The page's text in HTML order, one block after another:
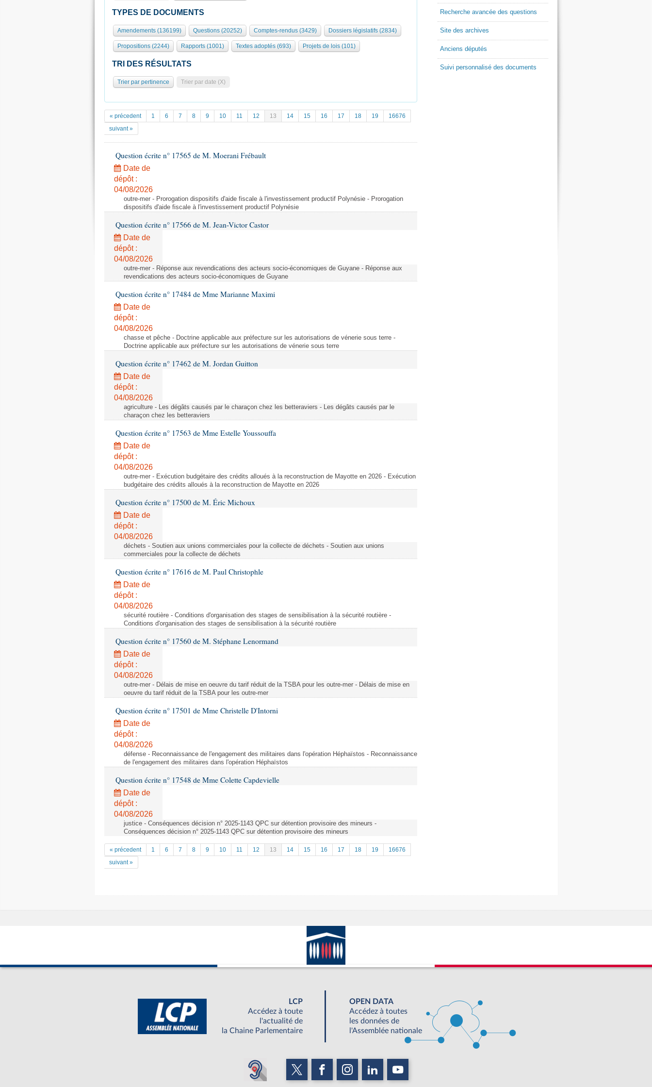
TYPES DE DOCUMENTS
Amendements (136199) Questions (20252) Comptes-rendus (3429) Dossiers législatifs (2834)
Propositions (2244) Rapports (1001) Textes adoptés (693) Projets de lois (101)
TRI DES RÉSULTATS
Trier par pertinence Trier par date (X)
« précedent 1 6 7 8 9 10 11 12 13 14 15 16 17 18 19
16676
suivant »
Question écrite n° 17565 de M. Moerani Frébault
Date de
dépôt :
04/08/2026
outre-mer - Prorogation dispositifs d'aide fiscale à l'investissement productif Polynésie - Prorogation
dispositifs d'aide fiscale à l'investissement productif Polynésie
Question écrite n° 17566 de M. Jean-Victor Castor
Date de
dépôt :
04/08/2026
outre-mer - Réponse aux revendications des acteurs socio-économiques de Guyane - Réponse aux
revendications des acteurs socio-économiques de Guyane
Question écrite n° 17484 de Mme Marianne Maximi
Date de
dépôt :
04/08/2026
chasse et pêche - Doctrine applicable aux préfecture sur les autorisations de vénerie sous terre -
Doctrine applicable aux préfecture sur les autorisations de vénerie sous terre
Question écrite n° 17462 de M. Jordan Guitton
Date de
dépôt :
04/08/2026
agriculture - Les dégâts causés par le charaçon chez les betteraviers - Les dégâts causés par le
charaçon chez les betteraviers
Question écrite n° 17563 de Mme Estelle Youssouffa
Date de
dépôt :
04/08/2026
outre-mer - Exécution budgétaire des crédits alloués à la reconstruction de Mayotte en 2026 - Exécution
budgétaire des crédits alloués à la reconstruction de Mayotte en 2026
Question écrite n° 17500 de M. Éric Michoux
Date de
dépôt :
04/08/2026
déchets - Soutien aux unions commerciales pour la collecte de déchets - Soutien aux unions
commerciales pour la collecte de déchets
Question écrite n° 17616 de M. Paul Christophle
Date de
dépôt :
04/08/2026
sécurité routière - Conditions d'organisation des stages de sensibilisation à la sécurité routière -
Conditions d'organisation des stages de sensibilisation à la sécurité routière
Question écrite n° 17560 de M. Stéphane Lenormand
Date de
dépôt :
04/08/2026
outre-mer - Délais de mise en oeuvre du tarif réduit de la TSBA pour les outre-mer - Délais de mise en
oeuvre du tarif réduit de la TSBA pour les outre-mer
Question écrite n° 17501 de Mme Christelle D'Intorni
Date de
dépôt :
04/08/2026
défense - Reconnaissance de l'engagement des militaires dans l'opération Héphaïstos - Reconnaissance
de l'engagement des militaires dans l'opération Héphaïstos
Question écrite n° 17548 de Mme Colette Capdevielle
Date de
dépôt :
04/08/2026
justice - Conséquences décision n° 2025-1143 QPC sur détention provisoire des mineurs -
Conséquences décision n° 2025-1143 QPC sur détention provisoire des mineurs
« précedent 1 6 7 8 9 10 11 12 13 14 15 16 17 18 19
16676
suivant »
Recherche avancée des questions
Site des archives
Anciens députés
Suivi personnalisé des documents
LCP
Accédez à toute
l'actualité de
la Chaine Parlementaire
OPEN DATA
Accédez à toutes
les données de
l'Assemblée nationale